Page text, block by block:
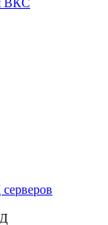
ВКС